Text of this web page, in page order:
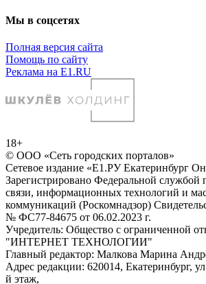
Мы в соцсетях
Полная версия сайта
Помощь по сайту
Реклама на E1.RU
18+
© ООО «Сеть городских порталов»
Сетевое издание «Е1.РУ Екатеринбург
Зарегистрировано Федеральной службой
связи, информационных технологий и
коммуникаций (Роскомнадзор)
№ ФС77-84675 от 06.02.2023 г.
Учредитель: Общество с ограниченной
"ИНТЕРНЕТ ТЕХНОЛОГИИ"
Главный редактор: Малкова Марина
Адрес редакции: 620014, Екатеринбург,
й этаж,